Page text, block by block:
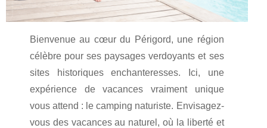
Bienvenue au cœur du Périgord, une région
célèbre pour ses paysages verdoyants et ses
sites historiques enchanteresses. Ici, une
expérience de vacances vraiment unique
vous attend : le camping naturiste. Envisagez-
vous des vacances au naturel, où la liberté et